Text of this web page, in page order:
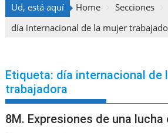
Ud, está aquí Home
Secciones
día internacional de la mujer
Etiqueta: día internacional de
trabajadora
8M. Expresiones de una lucha